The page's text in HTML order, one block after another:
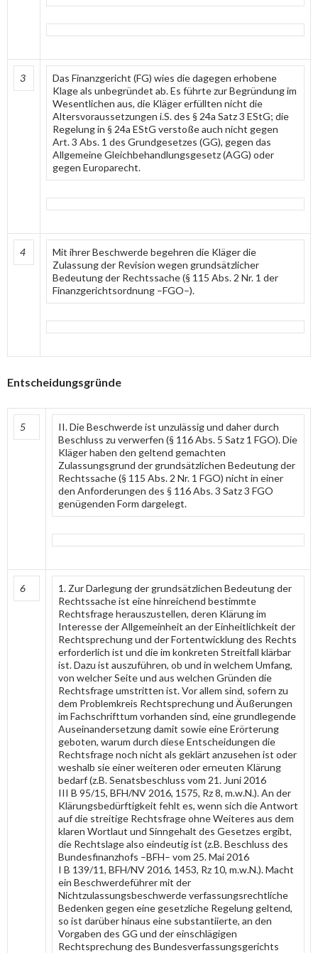
3
Das Finanzgericht (FG) wies die dagegen erhobene
Klage als unbegründet ab. Es führte zur Begründung im
Wesentlichen aus, die Kläger erfüllten nicht die
Altersvoraussetzungen i.S. des § 24a Satz 3 EStG; die
Regelung in § 24a EStG verstoße auch nicht gegen
Art. 3 Abs. 1 des Grundgesetzes (GG), gegen das
Allgemeine Gleichbehandlungsgesetz (AGG) oder
gegen Europarecht.
4
Mit ihrer Beschwerde begehren die Kläger die
Zulassung der Revision wegen grundsätzlicher
Bedeutung der Rechtssache (§ 115 Abs. 2 Nr. 1 der
Finanzgerichtsordnung –FGO–).
Entscheidungsgründe
5
II. Die Beschwerde ist unzulässig und daher durch
Beschluss zu verwerfen (§ 116 Abs. 5 Satz 1 FGO). Die
Kläger haben den geltend gemachten
Zulassungsgrund der grundsätzlichen Bedeutung der
Rechtssache (§ 115 Abs. 2 Nr. 1 FGO) nicht in einer
den Anforderungen des § 116 Abs. 3 Satz 3 FGO
genügenden Form dargelegt.
6
1. Zur Darlegung der grundsätzlichen Bedeutung der
Rechtssache ist eine hinreichend bestimmte
Rechtsfrage herauszustellen, deren Klärung im
Interesse der Allgemeinheit an der Einheitlichkeit der
Rechtsprechung und der Fortentwicklung des Rechts
erforderlich ist und die im konkreten Streitfall klärbar
ist. Dazu ist auszuführen, ob und in welchem Umfang,
von welcher Seite und aus welchen Gründen die
Rechtsfrage umstritten ist. Vor allem sind, sofern zu
dem Problemkreis Rechtsprechung und Äußerungen
im Fachschrifttum vorhanden sind, eine grundlegende
Auseinandersetzung damit sowie eine Erörterung
geboten, warum durch diese Entscheidungen die
Rechtsfrage noch nicht als geklärt anzusehen ist oder
weshalb sie einer weiteren oder erneuten Klärung
bedarf (z.B. Senatsbeschluss vom 21. Juni 2016
III B 95/15, BFH/NV 2016, 1575, Rz 8, m.w.N.). An der
Klärungsbedürftigkeit fehlt es, wenn sich die Antwort
auf die streitige Rechtsfrage ohne Weiteres aus dem
klaren Wortlaut und Sinngehalt des Gesetzes ergibt,
die Rechtslage also eindeutig ist (z.B. Beschluss des
Bundesfinanzhofs –BFH– vom 25. Mai 2016
I B 139/11, BFH/NV 2016, 1453, Rz 10, m.w.N.). Macht
ein Beschwerdeführer mit der
Nichtzulassungsbeschwerde verfassungsrechtliche
Bedenken gegen eine gesetzliche Regelung geltend,
so ist darüber hinaus eine substantiierte, an den
Vorgaben des GG und der einschlägigen
Rechtsprechung des Bundesverfassungsgerichts